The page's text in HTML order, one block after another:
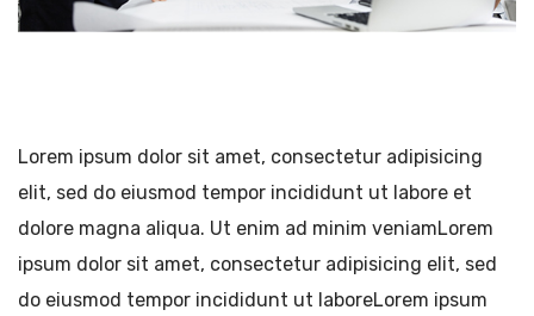
Lorem ipsum dolor sit amet, consectetur adipisicing
elit, sed do eiusmod tempor incididunt ut labore et
dolore magna aliqua. Ut enim ad minim veniamLorem
ipsum dolor sit amet, consectetur adipisicing elit, sed
do eiusmod tempor incididunt ut laboreLorem ipsum